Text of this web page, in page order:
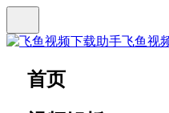
飞鱼视
首页